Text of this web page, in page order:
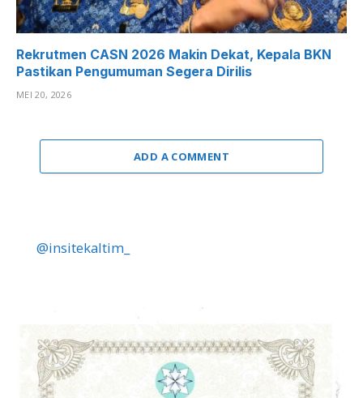
Rekrutmen CASN 2026 Makin Dekat, Kepala BKN
Pastikan Pengumuman Segera Dirilis
MEI 20, 2026
ADD A COMMENT
@insitekaltim_